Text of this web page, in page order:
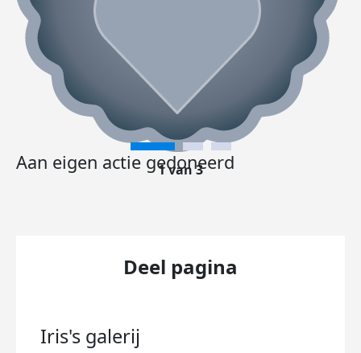
Aan eigen actie gedoneerd
1 van 3
Deel pagina
Iris's galerij